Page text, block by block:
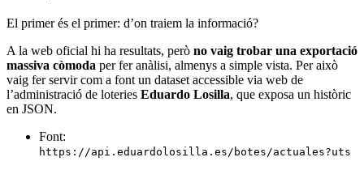
El primer és el primer: d’on traiem la informació?
A la web oficial hi ha resultats, però no vaig trobar una exportació
massiva còmoda per fer anàlisi, almenys a simple vista. Per això
vaig fer servir com a font un dataset accessible via web de
l’administració de loteries Eduardo Losilla, que exposa un històric
en JSON.
Font:
https://api.eduardolosilla.es/botes/actuales?uts